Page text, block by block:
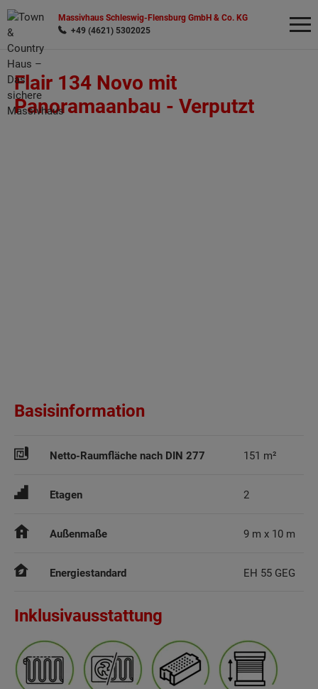
Massivhaus Schleswig-Flensburg GmbH & Co. KG
+49 (4621) 5302025
Flair 134 Novo mit
Panoramaanbau - Verputzt
Basisinformation
Netto-Raumfläche nach DIN 277 151 m²
Etagen 2
Außenmaße 9 m x 10 m
Energiestandard EH 55 GEG
Inklusivausstattung
Wonach möchten Sie suchen?